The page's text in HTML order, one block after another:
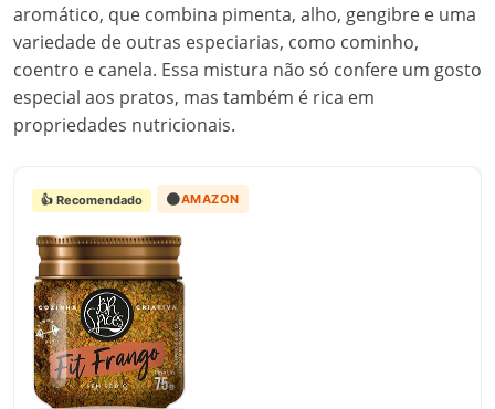
aromático, que combina pimenta, alho, gengibre e uma
variedade de outras especiarias, como cominho,
coentro e canela. Essa mistura não só confere um gosto
especial aos pratos, mas também é rica em
propriedades nutricionais.
👍 Recomendado 🟠AMAZON